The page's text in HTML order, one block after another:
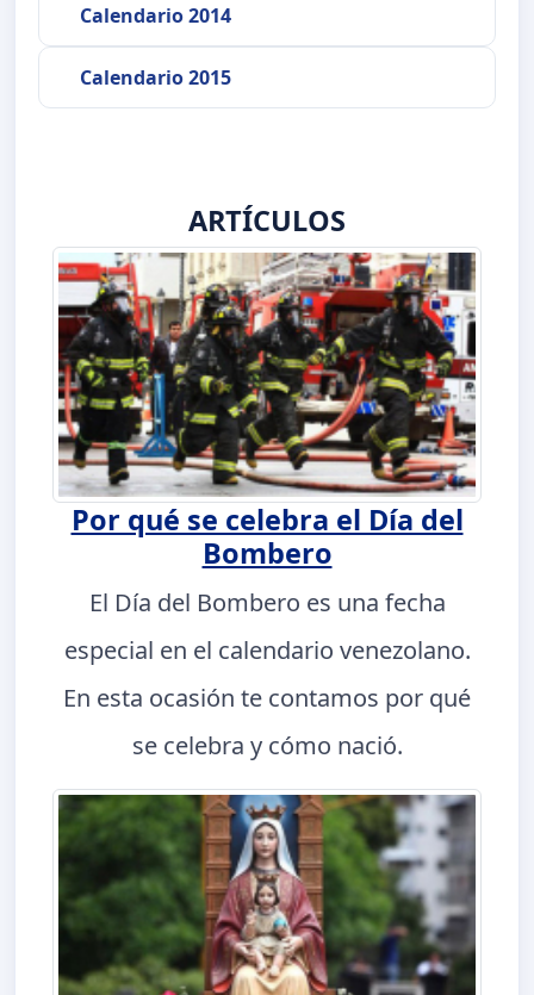
Calendario 2014
Calendario 2015
ARTÍCULOS
Por qué se celebra el Día del
Bombero
El Día del Bombero es una fecha
especial en el calendario venezolano.
En esta ocasión te contamos por qué
se celebra y cómo nació.